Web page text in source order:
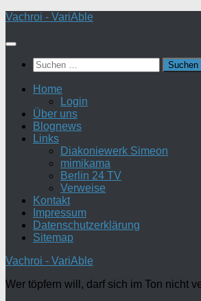
Zum
springen
Vachroi - VariAble
Suchen
nach:
Home
Login
Über uns
Blognews
Links
Diakoniewerk Simeon
mimikama
Berlin 24 TV
Verweise
Kontakt
Impressum
Datenschutzerklärung
Sitemap
Vachroi - VariAble
Wer töpfern will, darf sich im Ton nicht